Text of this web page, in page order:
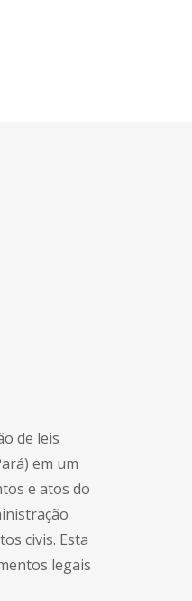
de leis
em um
e atos do
civis. Esta
legais